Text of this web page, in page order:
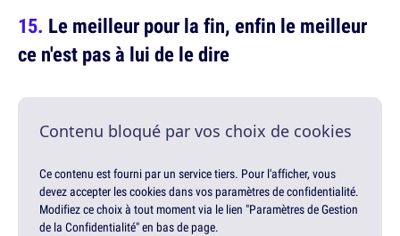
Le meilleur pour la fin, enfin le meilleur
ce n'est pas à lui de le dire
Contenu bloqué par vos choix de cookies
Ce contenu est fourni par un service tiers. Pour l'afficher, vous
devez accepter les cookies dans vos paramètres de confidentialité.
Modifiez ce choix à tout moment via le lien "Paramètres de Gestion
de la Confidentialité" en bas de page.